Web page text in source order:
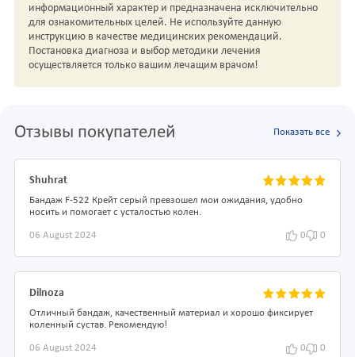
информационный характер и предназначена исключительно
для ознакомительных целей. Не используйте данную
инструкцию в качестве медицинских рекомендаций.
Постановка диагноза и выбор методики лечения
осуществляется только вашим лечащим врачом!
Отзывы покупателей Показать все
Shuhrat
Бандаж F-522 Крейт серый превзошел мои ожидания, удобно
носить и помогает с усталостью колен.
06 August 2024 0 0
Dilnoza
Отличный бандаж, качественный материал и хорошо фиксирует
коленный сустав. Рекомендую!
06 August 2024 0 0